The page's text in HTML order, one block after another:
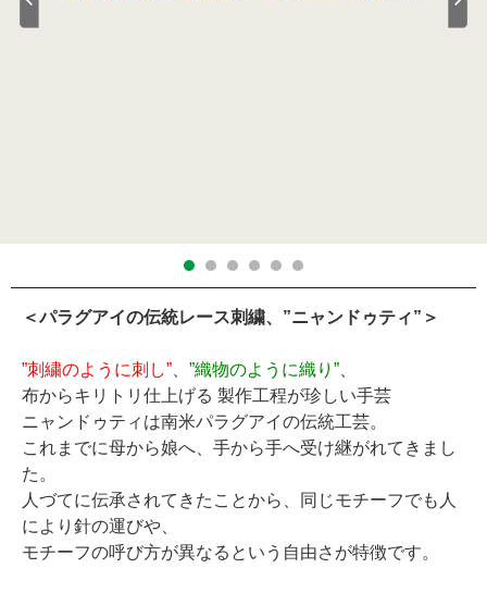
＜パラグアイの伝統レース刺繍、”ニャンドゥティ”＞
”刺繍のように刺し” ”織物のように織り”
布からキリトリ仕上げる 製作工程が珍しい手芸
ニャンドゥティは南米パラグアイの伝統工芸。
これまでに母から娘へ、手から手へ受け継がれてきまし
た。
人づてに伝承されてきたことから、同じモチーフでも人
により針の運びや、
モチーフの呼び方が異なるという自由さが特徴です。